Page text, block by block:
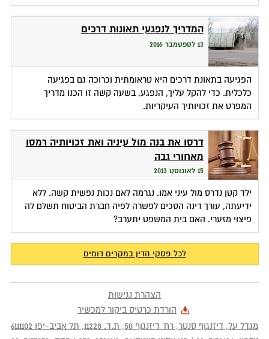
המדריך לנפגעי תאונות דרכים
13 לספטמבר 2016
הפגיעה בתאונת דרכים היא טראומתית וכרוכה גם בפגיעה
כלכלית. כדי להקל עליך, הנפגע, בשעה קשה זו הכנו מדריך
המפרט את זכויותיך העיקריות.
דרסו את בנה מול עיניה ואת זכויותיה רמסו
מאחורי גבה
15 לאוגוסט 2013
ילד קטן נדרס מול עיני אמו. נגרמה לאם נכות נפשית קשה. ללא
ידיעתה, עורך דינה הסכים לפשרה לפיה חברת הביטוח תשלם לה
פיצוי מזערי. האם בית המשפט יתערב?
לכל פסקי הדין במקרים דומים
הצהרת נגישות
הורדת כרטיס ביקור למכשיר
מגדל על, דיזנגוף סנטר, רח' דיזנגוף 50
, ת.ד. 11228
, תל אביב-יפו 6111102